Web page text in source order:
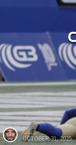
rasco
OCTOBER 31, 2025